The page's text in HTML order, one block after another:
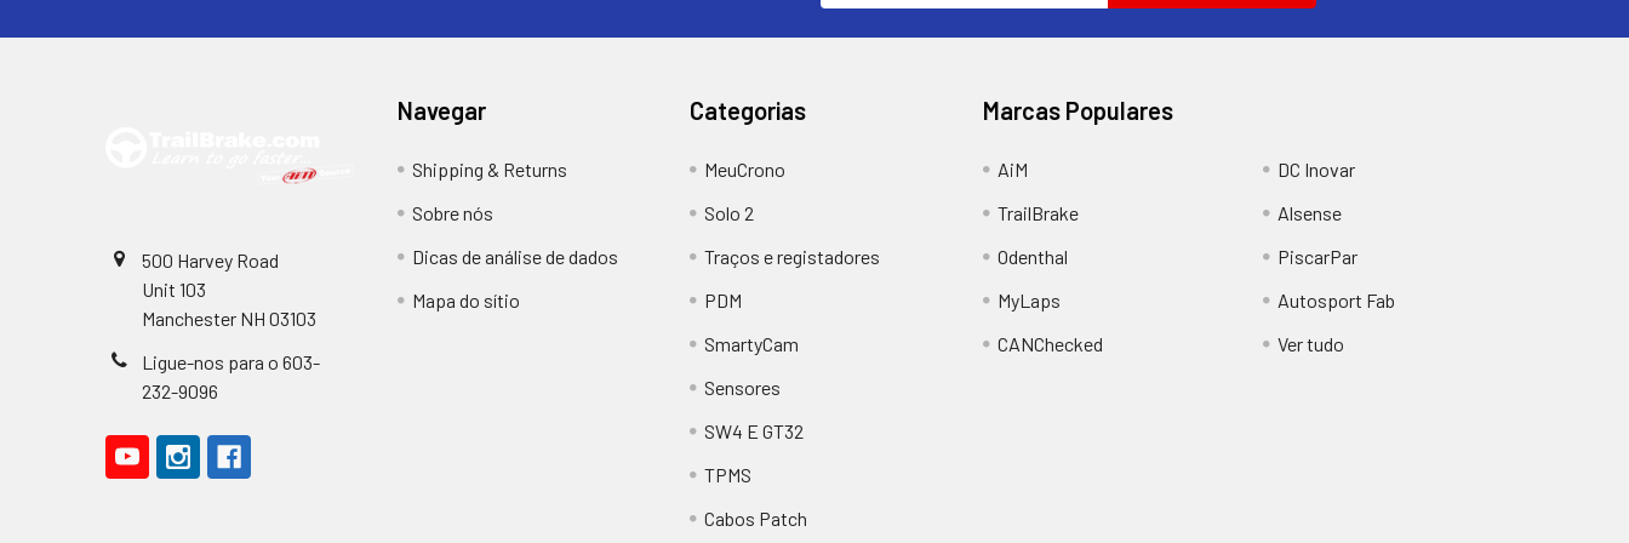
500 Harvey Road
Unit 103
Manchester NH 03103
Ligue-nos para o 603-
232-9096
Navegar
Shipping & Returns
Sobre nós
Dicas de análise de dados
Mapa do sítio
Categorias
MeuCrono
Solo 2
Traços e registadores
PDM
SmartyCam
Sensores
SW4 E GT32
TPMS
Cabos Patch
Marcas Populares
AiM
TrailBrake
Odenthal
MyLaps
CANChecked
DC Inovar
Alsense
PiscarPar
Autosport Fab
Ver tudo